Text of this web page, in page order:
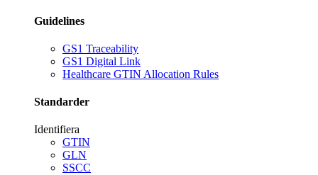
Guidelines
GS1 Traceability
GS1 Digital Link
Healthcare GTIN Allocation Rules
Standarder
Identifiera
GTIN
GLN
SSCC